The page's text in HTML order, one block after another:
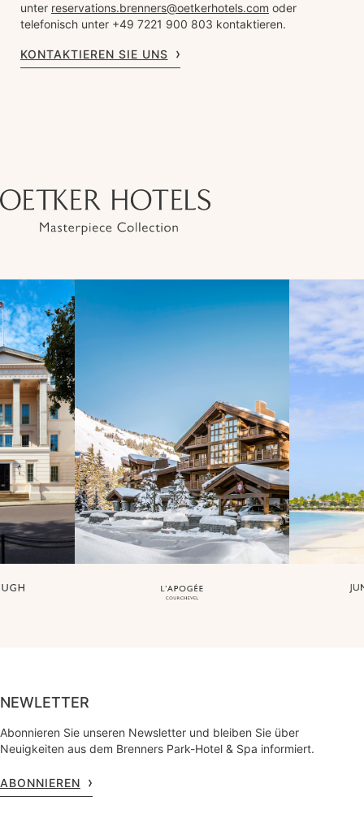
unter reservations.brenners@oetkerhotels.com oder
telefonisch unter +49 7221 900 803 kontaktieren.
KONTAKTIEREN SIE UNS
NEWLETTER
Abonnieren Sie unseren Newsletter und bleiben Sie über
Neuigkeiten aus dem Brenners Park-Hotel & Spa informiert.
ABONNIEREN